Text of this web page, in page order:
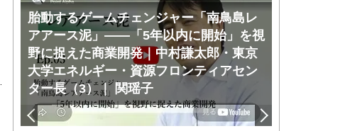
胎動するゲームチェンジャー「南鳥島レ
アアース泥」――「5年以内に開始」を視
野に捉えた商業開発｜中村謙太郎・東京
大学エネルギー・資源フロンティアセン
ター長（3）｜ 関瑶子